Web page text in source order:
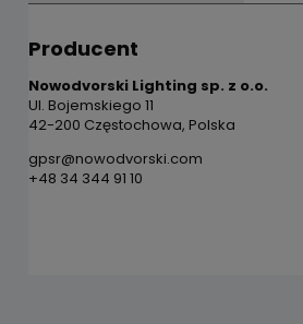
Producent
Nowodvorski Lighting sp. z o.o.
Ul. Bojemskiego 11
42-200 Częstochowa, Polska
gpsr@nowodvorski.com
+48 34 344 91 10